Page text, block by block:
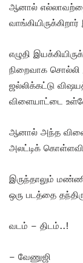
ஆனால்
எழுதி
நிறைவாக சொல்லி
ஜல்லிக்கட்டு
விளையாட்டை
ஆனால் அந்த
அலட்டிக்
இருந்தாலும்
ஒரு படத்தை
வடம் – திடம்..!
– வேணுஜி